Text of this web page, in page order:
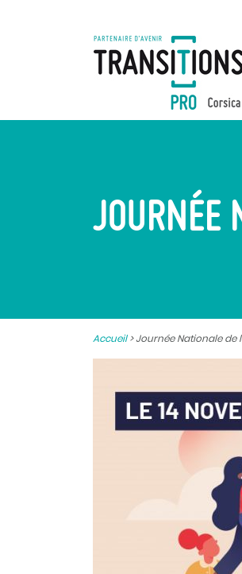
JOURNÉE
Accueil>Journée Nationale de